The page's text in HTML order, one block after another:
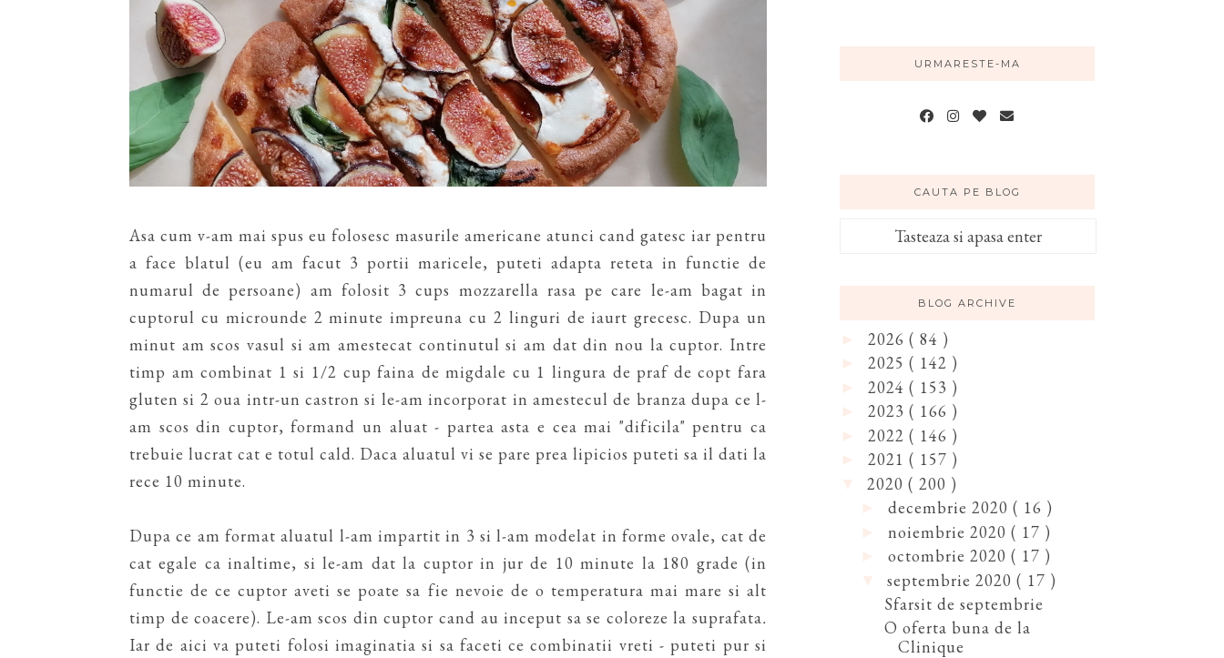
Asa cum v-am mai spus eu folosesc masurile americane atunci cand gatesc iar pentru
a face blatul (eu am facut 3 portii maricele, puteti adapta reteta in functie de
numarul de persoane) am folosit 3 cups mozzarella rasa pe care le-am bagat in
cuptorul cu microunde 2 minute impreuna cu 2 linguri de iaurt grecesc. Dupa un
minut am scos vasul si am amestecat continutul si am dat din nou la cuptor. Intre
timp am combinat 1 si 1/2 cup faina de migdale cu 1 lingura de praf de copt fara
gluten si 2 oua intr-un castron si le-am incorporat in amestecul de branza dupa ce l-
am scos din cuptor, formand un aluat - partea asta e cea mai "dificila" pentru ca
trebuie lucrat cat e totul cald. Daca aluatul vi se pare prea lipicios puteti sa il dati la
rece 10 minute.
Dupa ce am format aluatul l-am impartit in 3 si l-am modelat in forme ovale, cat de
cat egale ca inaltime, si le-am dat la cuptor in jur de 10 minute la 180 grade (in
functie de ce cuptor aveti se poate sa fie nevoie de o temperatura mai mare si alt
timp de coacere). Le-am scos din cuptor cand au inceput sa se coloreze la suprafata.
Iar de aici va puteti folosi imaginatia si sa faceti ce combinatii vreti - puteti pur si
URMARESTE-MA
CAUTA PE BLOG
BLOG ARCHIVE
2026 ( 84 )
2025 ( 142 )
2024 ( 153 )
2023 ( 166 )
2022 ( 146 )
2021 ( 157 )
2020 ( 200 )
decembrie 2020 ( 16 )
noiembrie 2020 ( 17 )
octombrie 2020 ( 17 )
septembrie 2020 ( 17 )
Sfarsit de septembrie
O oferta buna de la
Clinique